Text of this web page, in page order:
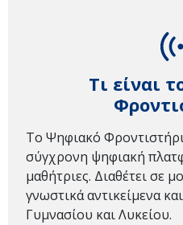
Τι είναι
Το Ψηφιακό
σύγχρονη ψηφιακή
μαθήτριες. Διαθέτει σε
γνωστικά αντικείμενα
Γυμνασίου και Λυκείου.